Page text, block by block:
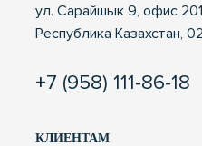
ул. Сарайшык 9, офис
Республика Казахстан,
+7 (958) 111-86-18
КЛИЕНТАМ